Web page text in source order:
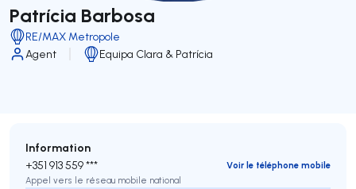
Patrícia Barbosa
RE/MAX Metropole
Agent
Equipa Clara & Patrícia
Information
+351 913 559 ***
Voir le téléphone mobile
Appel vers le réseau mobile national